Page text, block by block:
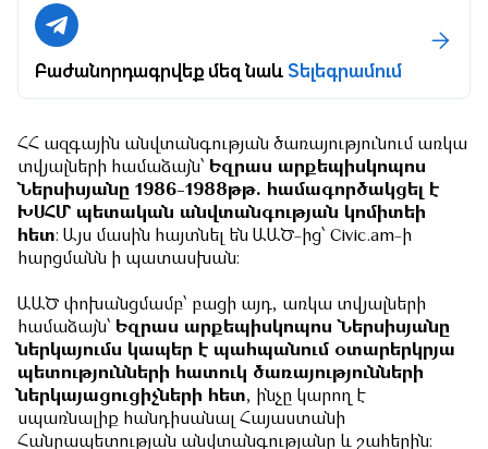
Բաժանորդագրվեք մեզ նաևՏելեգրամում
ՀՀ ազգային անվտանգության ծառայությունում առկա
տվյալների համաձայն՝ Եզրաս արքեպիսկոպոս
Ներսիսյանը 1986-1988թթ. համագործակցել է
ԽՍՀՄ պետական անվտանգության կոմիտեի
հետ։ Այս մասին հայտնել են ԱԱԾ-ից՝ Civic.am-ի
հարցմանն ի պատասխան։
ԱԱԾ փոխանցմամբ՝ բացի այդ, առկա տվյալների
համաձայն՝ Եզրաս արքեպիսկոպոս Ներսիսյանը
ներկայումս կապեր է պահպանում օտարերկրյա
պետությունների հատուկ ծառայությունների
ներկայացուցիչների հետ, ինչը կարող է
սպառնալիք հանդիսանալ Հայաստանի
Հանրապետության անվտանգությանը և շահերին։